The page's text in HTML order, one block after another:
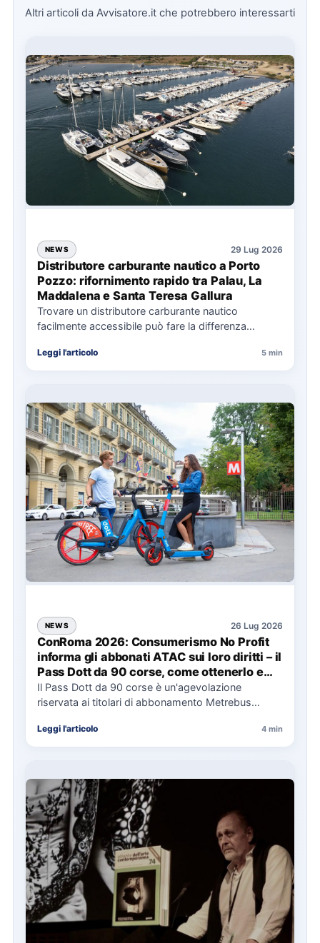
Altri articoli da Avvisatore.it che potrebbero interessarti
NEWS 29 Lug 2026
Distributore carburante nautico a Porto
Pozzo: rifornimento rapido tra Palau, La
Maddalena e Santa Teresa Gallura
Trovare un distributore carburante nautico
facilmente accessibile può fare la differenza
soprattutto…
Leggi l'articolo 5 min
NEWS 26 Lug 2026
ConRoma 2026: Consumerismo No Profit
informa gli abbonati ATAC sui loro diritti – il
Pass Dott da 90 corse, come ottenerlo e
cosa spetta in caso di disservizi
Il Pass Dott da 90 corse è un'agevolazione
riservata ai titolari di abbonamento Metrebus
Leggi l'articolo 4 min